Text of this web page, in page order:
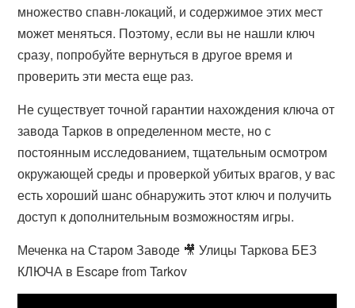
множество спавн-локаций, и содержимое этих мест
может меняться. Поэтому, если вы не нашли ключ
сразу, попробуйте вернуться в другое время и
проверить эти места еще раз.
Не существует точной гарантии нахождения ключа от
завода Тарков в определенном месте, но с
постоянным исследованием, тщательным осмотром
окружающей среды и проверкой убитых врагов, у вас
есть хороший шанс обнаружить этот ключ и получить
доступ к дополнительным возможностям игры.
Меченка на Старом Заводе 🎥 Улицы Таркова БЕЗ
КЛЮЧА в Escape from Tarkov